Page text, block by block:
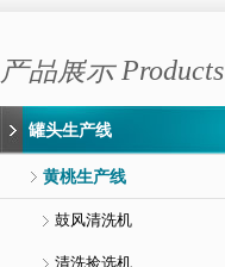
产品展示 Products
罐头生产线
黄桃生产线
鼓风清洗机
清洗捡选机